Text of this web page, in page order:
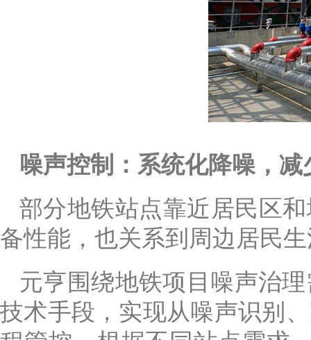
噪声控制：系统化降噪，
部分地铁站点靠近居民区
备性能，也关系到周边居民
元亨围绕地铁项目噪声治
技术手段，实现从噪声识别